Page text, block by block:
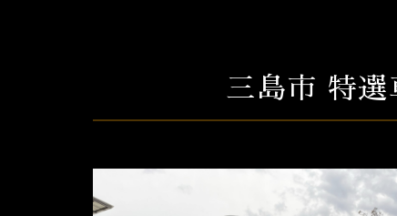
三島市 特